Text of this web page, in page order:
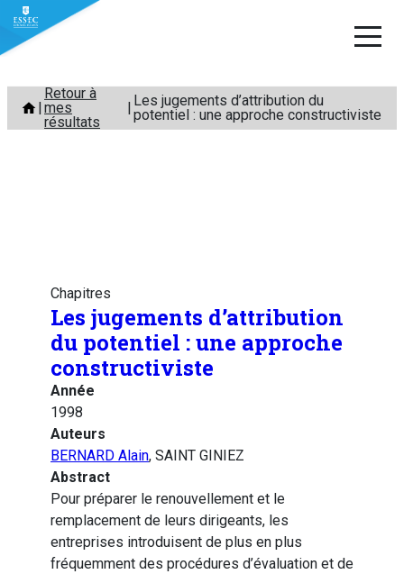
Aller
contenu
Retour à
mes
résultats
Les jugements d’attribution du
potentiel : une approche constructiviste
Chapitres
Les jugements d’attribution
du potentiel : une approche
constructiviste
Année
1998
Auteurs
BERNARD Alain, SAINT GINIEZ
Abstract
Pour préparer le renouvellement et le
remplacement de leurs dirigeants, les
entreprises introduisent de plus en plus
fréquemment des procédures d’évaluation et de